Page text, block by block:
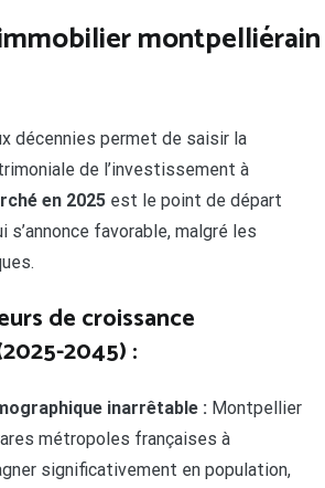
montpelliérain
décennies permet de saisir la
de l’investissement à
en 2025 est le point de départ
s’annonce favorable, malgré les
de croissance
2045) :
inarrêtable : Montpellier
métropoles françaises à
significativement en population,